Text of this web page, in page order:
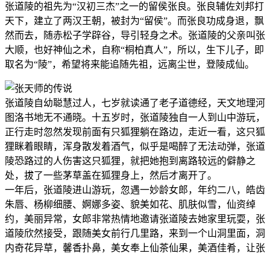
张道陵的祖先为“汉初三杰”之一的留侯张良。张良辅佐刘邦打
天下，建立了两汉王朝，被封为“留侯”。而张良功成身退，飘
然而去，随赤松子学辟谷，导引轻身之术。张道陵的父亲叫张
大顺，也好神仙之术，自称“桐柏真人”，所以，生下儿子，即
取名为“陵”，希望将来能追随先祖，远离尘世，登陵成仙。
张道陵自幼聪慧过人，七岁就读通了老子道德经，天文地理河
图洛书地无不通晓。十五岁时，张道陵独自一人到山中游玩，
正行走时忽然发现前面有只狐狸躺在路边，走近一看，这只狐
狸眯着眼睛，浑身散发着酒气，似乎是喝醉了无法动弹，张道
陵恐路过的人伤害这只狐狸，就把她抱到离路较远的僻静之
处，拔了一些茅草盖在狐狸身上，然后才离开了。
一年后，张道陵进山游玩，忽遇一妙龄女郎，年约二八，皓齿
朱唇、杨柳细腰、婀娜多姿、貌美如花、肌肤似雪，仙资绰
约，美丽异常，女郎非常热情地邀请张道陵去她家里玩耍，张
道陵欣然接受，跟随美女前行几里路，来到一个山洞里面，洞
内奇花异草，馨香扑鼻，美女奉上仙茶仙果，美酒佳肴，让张